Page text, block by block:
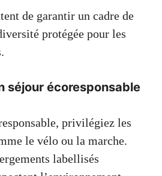
de garantir un cadre de
protégée pour les
séjour écoresponsable
privilégiez les
le vélo ou la marche.
labellisés